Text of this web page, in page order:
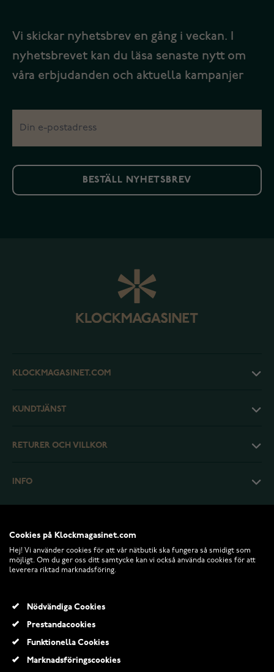
Vi skickar nyhetsbrev en gång i veckan. I
nyhetsbrevet kan du läsa senaste nytt om
våra erbjudanden och aktuella kampanjer
BESTÄLL NYHETSBREV
KLOCKMAGASINET.COM
KUNDTJÄNST
RETURER OCH VILLKOR
INFO
© 2026 Klockmagasinet.com
Cookies på Klockmagasinet.com
Hej! Vi använder cookies för att vår nätbutik ska fungera så smidigt som
möjligt. Om du ger oss ditt samtycke kan vi också använda cookies för att
leverera riktad marknadsföring.
Nödvändiga Cookies
Prestandacookies
Funktionella Cookies
Marknadsföringscookies